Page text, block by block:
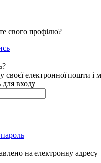
свого профілю?
своєї електронної пошти
входу
на електронну адресу